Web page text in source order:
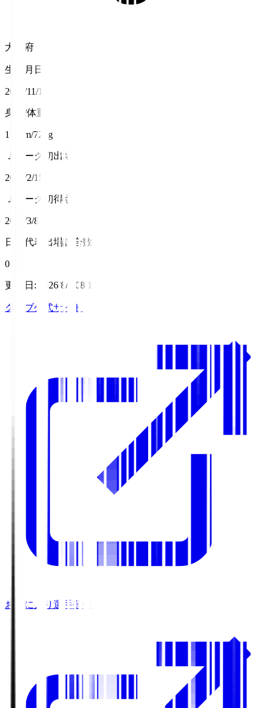
大阪府
生年月日
2002/11/12
身長/体重
171cm/72kg
Ｊリーグ初出場
2025/2/15
Ｊリーグ初得点
2025/3/8
日本代表出場試合数
0
更新日 : 2026/8/7 08:11
クラブ公式サイト
お気に入り選手登録